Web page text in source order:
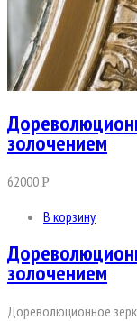
золочением
62000Р
В корзину
золочением
Дореволюционное